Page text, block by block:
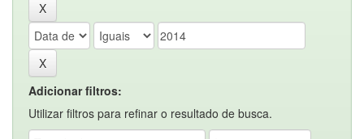
Adicionar filtros:
Utilizar filtros para refinar o resultado de busca.